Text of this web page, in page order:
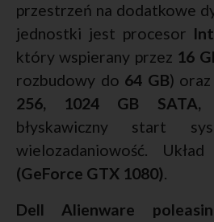
przestrzeń na dodatkowe
jednostki jest procesor
który wspierany przez 16
rozbudowy do 64 GB) oraz
256, 1024 GB SATA,
błyskawiczny start
wielozadaniowość.
(GeForce GTX 1080).
Dell Alienware